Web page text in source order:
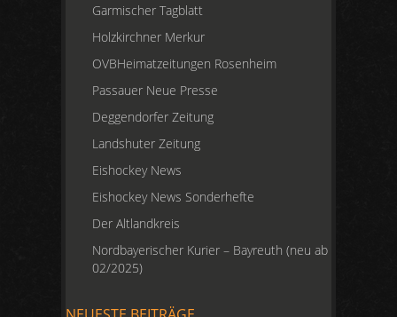
Garmischer Tagblatt
Holzkirchner Merkur
OVBHeimatzeitungen Rosenheim
Passauer Neue Presse
Deggendorfer Zeitung
Landshuter Zeitung
Eishockey News
Eishockey News Sonderhefte
Der Altlandkreis
Nordbayerischer Kurier – Bayreuth (neu ab
02/2025)